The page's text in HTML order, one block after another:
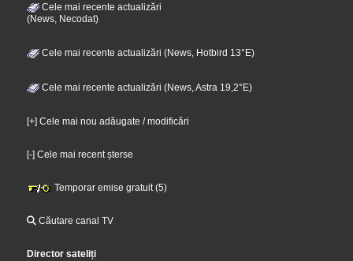
Cele mai recente actualizări
(News, Necodat)
Cele mai recente actualizări (News, Hotbird 13°E)
Cele mai recente actualizări (News, Astra 19,2°E)
[+] Cele mai nou adăugate / modificări
[-] Cele mai recent șterse
Temporar emise gratuit (5)
Căutare canal TV
Director sateliți